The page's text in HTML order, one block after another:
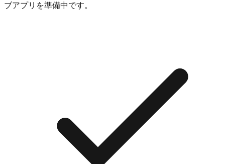
ブアプリを準備中です。